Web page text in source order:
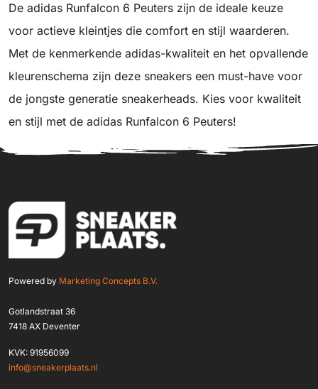
De adidas Runfalcon 6 Peuters zijn de ideale keuze
voor actieve kleintjes die comfort en stijl waarderen.
Met de kenmerkende adidas-kwaliteit en het opvallende
kleurenschema zijn deze sneakers een must-have voor
de jongste generatie sneakerheads. Kies voor kwaliteit
en stijl met de adidas Runfalcon 6 Peuters!
Powered by Marketing Concepts B.V.
Gotlandstraat 36
7418 AX Deventer
KVK: 91956099
info@sneakerplaats.nl